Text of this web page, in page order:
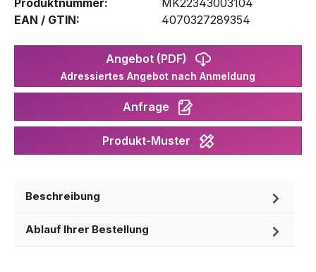
EAN / GTIN:
4070327289354
Angebot (PDF)
Adressiertes Angebot nach Anmeldung
Anfrage
Produkt-Muster
Beschreibung
Ablauf Ihrer Bestellung